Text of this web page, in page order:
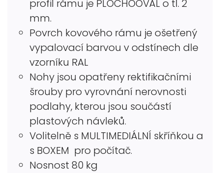
profil rámu je PLOCHOOVÁL o tl. 2
mm.
Povrch kovového rámu je ošetřený
vypalovací barvou v odstínech dle
vzorníku RAL
Nohy jsou opatřeny rektifikačními
šrouby pro vyrovnání nerovnosti
podlahy, kterou jsou součástí
plastových návleků.
Volitelně s MULTIMEDIÁLNÍ skříňkou a
s BOXEM pro počítač.
Nosnost 80 kg